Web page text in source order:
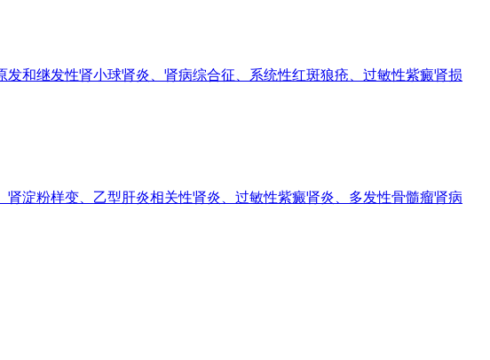
和继发性肾小球肾炎、肾病综合征、系统性红斑狼疮、过敏性紫癜肾损
淀粉样变、乙型肝炎相关性肾炎、过敏性紫癜肾炎、多发性骨髓瘤肾病